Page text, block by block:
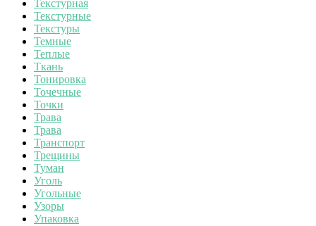
Текстурная
Текстурные
Текстуры
Темные
Теплые
Ткань
Тонировка
Точечные
Точки
Трава
Трава
Транспорт
Трещины
Туман
Уголь
Угольные
Узоры
Упаковка